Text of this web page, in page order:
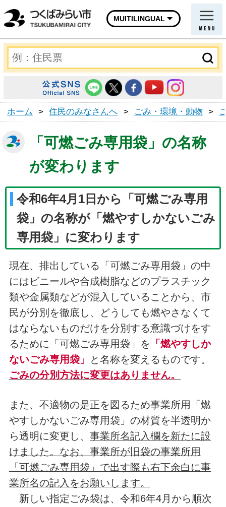
MUITILINGUAL
ホーム > 住民のみなさんへ > ごみ・環境・動物 >
「可燃ごみ専用袋」の名称
が変わります
令和6年4月1日から「可燃ごみ専用
袋」の名称が「燃やすしかないごみ
専用袋」に変わります
現在、排出している「可燃ごみ専用袋」の中
にはビニールや合成樹脂などのプラスチック
類や金属類などが混入していることから、市
民が分別を徹底し、どうしても燃やさなくて
はならないものだけを分別する意識づけをす
るために「可燃ごみ専用袋」を 「燃やすしか
ないごみ専用袋」
と名称を変えるものです。
ごみの分別方法に変更はありません。
また、不適物の是正を図るため事業所用「燃
やすしかないごみ専用袋」の材質を半透明か
ら透明に変更し、 事業所名記入欄を新たに設
けました。なお、事業所が旧袋の事業所用
「可燃ごみ専用袋」で出す際も右下余白に事
業所名の記入をお願いします。
新しい指定ごみ袋は、令和6年4月から順次